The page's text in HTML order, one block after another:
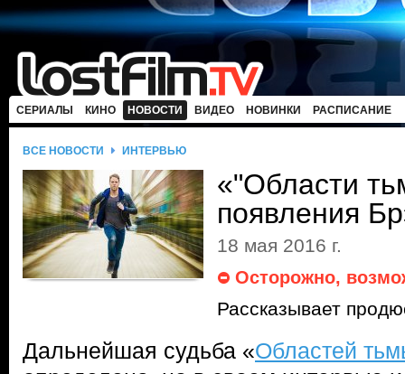
СЕРИАЛЫ КИНО НОВОСТИ ВИДЕО НОВИНКИ РАСПИСАНИЕ
ВСЕ НОВОСТИ ИНТЕРВЬЮ
«"Области
появления
18 мая 2016 г.
Осторожно,
Рассказывает
Дальнейшая судьба «Областей